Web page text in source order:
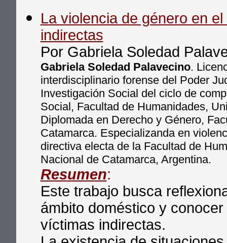
La violencia de género en
indirectas
Por Gabriela Soledad
Gabriela Soledad Palavecino.
interdisciplinario forense del Poder
Investigación Social del ciclo de
Social, Facultad de Humanidades,
Diplomada en Derecho y Género,
Catamarca. Especializanda en
directiva electa de la Facultad de
Nacional de Catamarca, Argentina.
Resumen:
Este trabajo busca
ámbito doméstico y
víctimas indirectas.